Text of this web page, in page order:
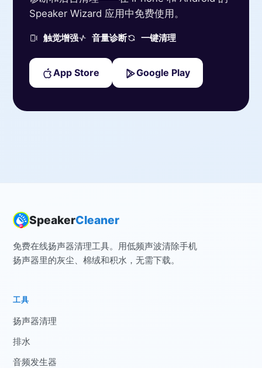
Speaker Wizard 应用中免费使用。
触觉增强 音量诊断 一键清理
App Store Google Play
SpeakerCleaner
免费在线扬声器清理工具。用低频声波清除手机
扬声器里的灰尘、棉绒和积水，无需下载。
工具
扬声器清理
排水
音频发生器